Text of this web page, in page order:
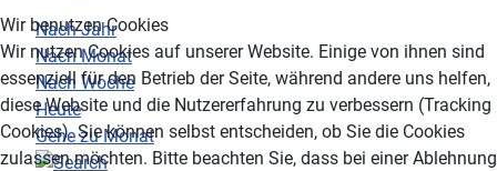
Nach Jahr
Nach Monat
Nach Woche
Heute
Gehe zu Monat
Wir benutzen Cookies
Wir nutzen Cookies auf unserer Website. Einige von ihnen sind
essenziell für den Betrieb der Seite, während andere uns helfen,
diese Website und die Nutzererfahrung zu verbessern (Tracking
Cookies). Sie können selbst entscheiden, ob Sie die Cookies
zulassen möchten. Bitte beachten Sie, dass bei einer Ablehnung